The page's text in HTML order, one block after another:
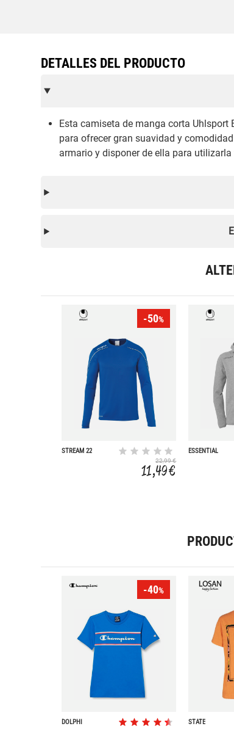
DETALLES DEL PRODUCTO
Esta camiseta de manga corta
para ofrecer gran suavidad y
armario y disponer de ella para
-50%
STREAM 22
22,99 €
11,49 €
ESSENTIAL
-40%
DOLPHI STATE